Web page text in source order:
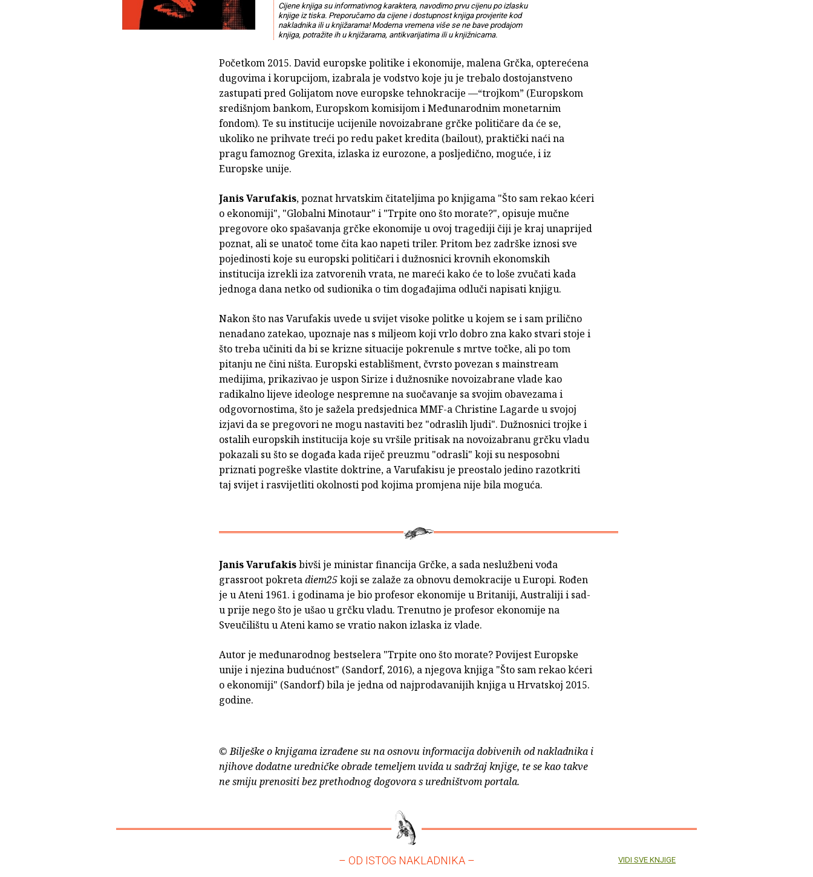
Cijene knjiga su informativnog karaktera, navodimo prvu cijenu po izlasku
knjige iz tiska. Preporučamo da cijene i dostupnost knjiga provjerite kod
nakladnika ili u knjižarama! Moderna vremena više se ne bave prodajom
knjiga, potražite ih u knjižarama, antikvarijatima ili u knjižnicama.
Početkom 2015. David europske politike i ekonomije, malena Grčka, opterećena
dugovima i korupcijom, izabrala je vodstvo koje ju je trebalo dostojanstveno
zastupati pred Golijatom nove europske tehnokracije —“trojkom” (Europskom
središnjom bankom, Europskom komisijom i Međunarodnim monetarnim
fondom). Te su institucije ucijenile novoizabrane grčke političare da će se,
ukoliko ne prihvate treći po redu paket kredita (bailout), praktički naći na
pragu famoznog Grexita, izlaska iz eurozone, a posljedično, moguće, i iz
Europske unije.
Janis Varufakis, poznat hrvatskim čitateljima po knjigama "Što sam rekao kćeri
o ekonomiji", "Globalni Minotaur" i "Trpite ono što morate?", opisuje mučne
pregovore oko spašavanja grčke ekonomije u ovoj tragediji čiji je kraj unaprijed
poznat, ali se unatoč tome čita kao napeti triler. Pritom bez zadrške iznosi sve
pojedinosti koje su europski političari i dužnosnici krovnih ekonomskih
institucija izrekli iza zatvorenih vrata, ne mareći kako će to loše zvučati kada
jednoga dana netko od sudionika o tim događajima odluči napisati knjigu.
Nakon što nas Varufakis uvede u svijet visoke politke u kojem se i sam prilično
nenadano zatekao, upoznaje nas s miljeom koji vrlo dobro zna kako stvari stoje i
što treba učiniti da bi se krizne situacije pokrenule s mrtve točke, ali po tom
pitanju ne čini ništa. Europski establišment, čvrsto povezan s mainstream
medijima, prikazivao je uspon Sirize i dužnosnike novoizabrane vlade kao
radikalno lijeve ideologe nespremne na suočavanje sa svojim obavezama i
odgovornostima, što je sažela predsjednica MMF-a Christine Lagarde u svojoj
izjavi da se pregovori ne mogu nastaviti bez "odraslih ljudi". Dužnosnici trojke i
ostalih europskih institucija koje su vršile pritisak na novoizabranu grčku vladu
pokazali su što se događa kada riječ preuzmu "odrasli" koji su nesposobni
priznati pogreške vlastite doktrine, a Varufakisu je preostalo jedino razotkriti
taj svijet i rasvijetliti okolnosti pod kojima promjena nije bila moguća.
Janis Varufakisbivši je ministar financija Grčke, a sada neslužbeni vođa
grassroot pokretadiem25koji se zalaže za obnovu demokracije u Europi. Rođen
je u Ateni 1961. i godinama je bio profesor ekonomije u Britaniji, Australiji i sad-
u prije nego što je ušao u grčku vladu. Trenutno je profesor ekonomije na
Sveučilištu u Ateni kamo se vratio nakon izlaska iz vlade.
Autor je međunarodnog bestselera "Trpite ono što morate? Povijest Europske
unije i njezina budućnost" (Sandorf, 2016), a njegova knjiga "Što sam rekao kćeri
o ekonomiji" (Sandorf) bila je jedna od najprodavanijih knjiga u Hrvatskoj 2015.
godine.
© Bilješke o knjigama izrađene su na osnovu informacija dobivenih od nakladnika i
njihove dodatne uredničke obrade temeljem uvida u sadržaj knjige, te se kao takve
ne smiju prenositi bez prethodnog dogovora s uredništvom portala.
– OD ISTOG NAKLADNIKA – VIDI SVE KNJIGE